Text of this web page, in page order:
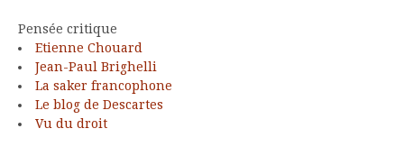
Pensée critique
Etienne Chouard
Jean-Paul Brighelli
La saker francophone
Le blog de Descartes
Vu du droit